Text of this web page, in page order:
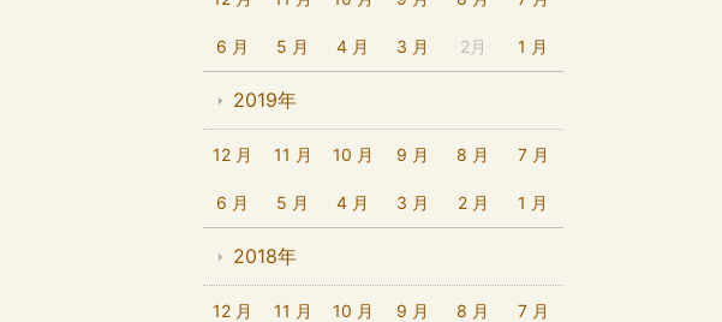
6 月 5 月 4 月 3 月 2月 1 月
2019年
12 月 11 月 10 月 9 月 8 月 7 月
6 月 5 月 4 月 3 月 2 月 1 月
2018年
12 月 11 月 10 月 9 月 8 月 7 月